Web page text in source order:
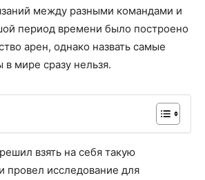
между разными командами и
период времени было построено
арен, однако назвать самые
мире сразу нельзя.
взять на себя такую
провел исследование для